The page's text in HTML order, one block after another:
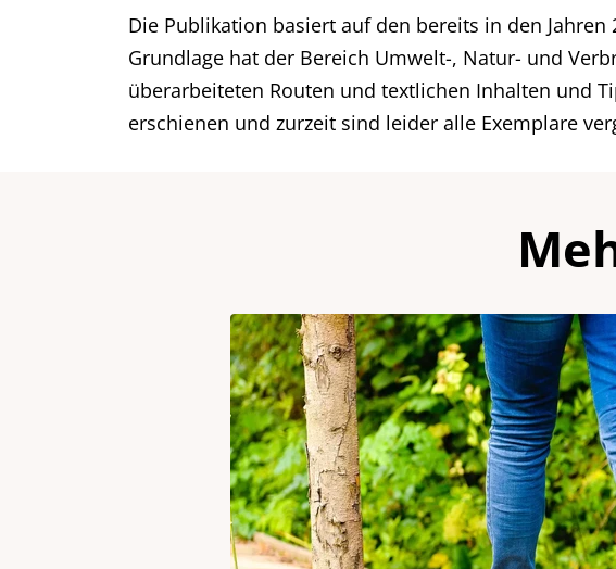
Die Publikation basiert auf den bereits in den
Grundlage hat der Bereich Umwelt-, Natur- und
überarbeiteten Routen und textlichen Inhalten und
erschienen und zurzeit sind leider alle Exemplare